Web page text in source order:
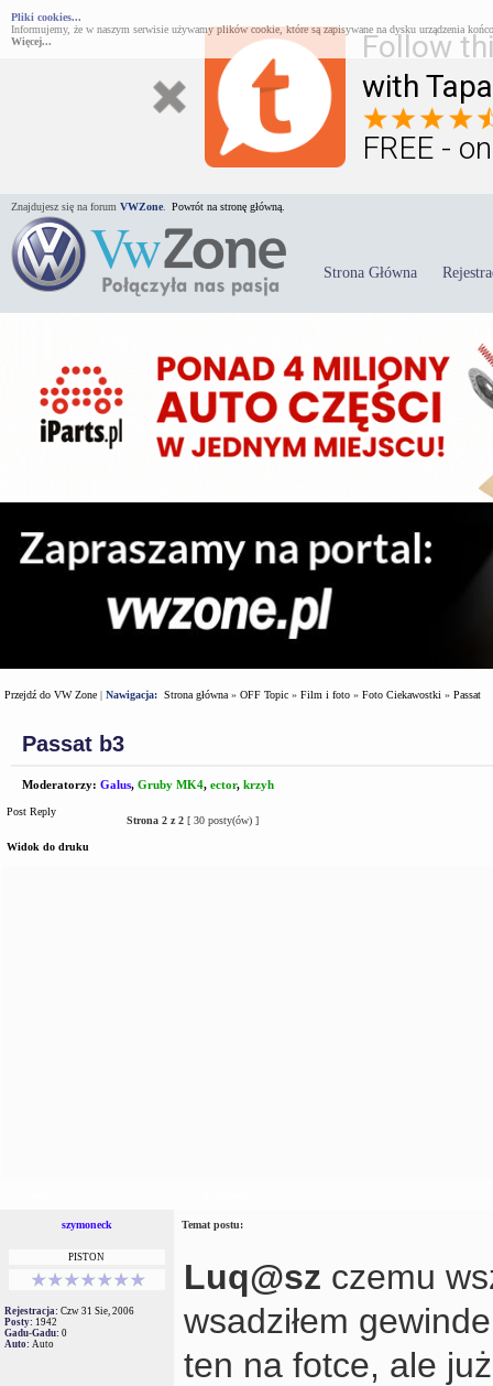
Follow
with
FREE -
Pliki cookies...
Informujemy, że w naszym serwisie używamy plików cookie, które są zapisywane na dysku urządzenia
Więcej...
Znajdujesz się na forum VWZone Powrót na stronę główną.
Strona Główna
Przejdź do VW Zone | Nawigacja: Strona główna » OFF Topic » Film i foto » Foto Ciekawostki » Passat
Passat b3
Moderatorzy: Galus, Gruby MK4, ector, krzyh
Post Reply
Strona 2 z2 [ 30 posty(ów) ]
Widok do druku
szymoneck Temat postu:
PISTON
Rejestracja: Czw 31 Sie, 2006
Posty: 1942
Gadu-Gadu: 0
Auto: Auto
Luq@sz czemu
wsadziłem
ten na fotce, ale